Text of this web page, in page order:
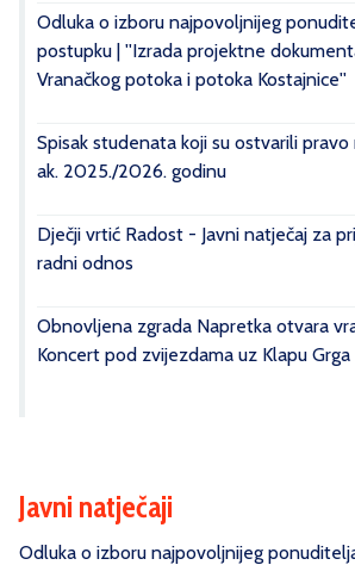
Odluka o izboru najpovoljnijeg
postupku | ''Izrada projektne
Vranačkog potoka i potoka Kostajnice''
Spisak studenata koji su ostvarili
ak. 2025./2026. godinu
Dječji vrtić Radost - Javni natječaj za
radni odnos
Obnovljena zgrada Napretka otvara
Koncert pod zvijezdama uz Klapu Grga
Javni natječaji
Odluka o izboru najpovoljnijeg